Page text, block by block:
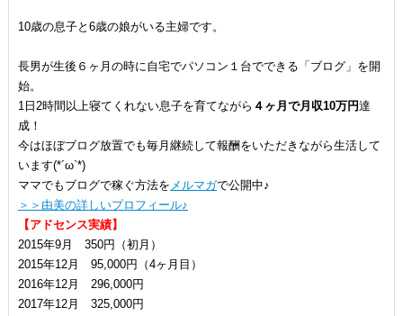
10歳の息子と6歳の娘がいる主婦です。
長男が生後６ヶ月の時に自宅でパソコン１台でできる「ブログ」を開
始。
1日2時間以上寝てくれない息子を育てながら ４ヶ月で月収10万円達
成！
今はほぼブログ放置でも毎月継続して報酬をいただきながら生活して
います(*´ω`*)
ママでもブログで稼ぐ方法を メルマガで公開中♪
＞＞由美の詳しいプロフィール♪
【アドセンス実績】
2015年9月 350円（初月）
2015年12月 95,000円（4ヶ月目）
2016年12月 296,000円
2017年12月 325,000円